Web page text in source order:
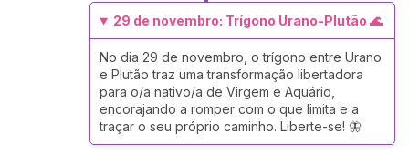
29 de novembro: Trígono Urano-Plutão 🌊
No dia 29 de novembro, o trígono entre Urano
e Plutão traz uma transformação libertadora
para o/a nativo/a de Virgem e Aquário,
encorajando a romper com o que limita e a
traçar o seu próprio caminho. Liberte-se! 🦋